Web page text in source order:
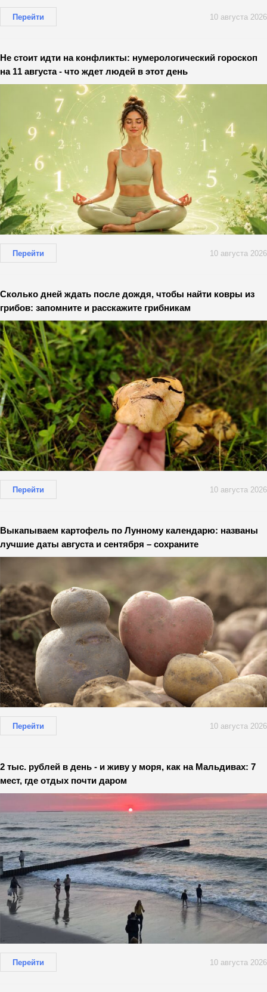
Перейти 10 августа 2026
Не стоит идти на конфликты: нумерологический гороскоп
на 11 августа - что ждет людей в этот день
Перейти 10 августа 2026
Сколько дней ждать после дождя, чтобы найти ковры из
грибов: запомните и расскажите грибникам
Перейти 10 августа 2026
Выкапываем картофель по Лунному календарю: названы
лучшие даты августа и сентября – сохраните
Перейти 10 августа 2026
2 тыс. рублей в день - и живу у моря, как на Мальдивах: 7
мест, где отдых почти даром
Перейти 10 августа 2026